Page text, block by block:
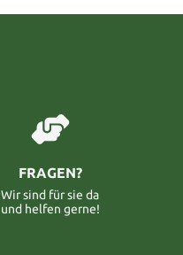
FRAGEN?
Wir sind für sie da
und helfen gerne!